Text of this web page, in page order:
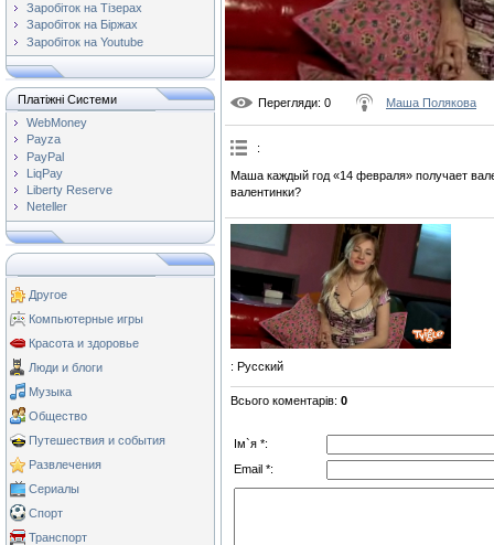
Заробіток на Тізерах
Заробіток на Біржах
Заробіток на Youtube
Платіжні Системи
WebMoney
Payza
PayPal
LiqPay
Liberty Reserve
Neteller
Другое
Компьютерные игры
Красота и здоровье
Люди и блоги
Музыка
Общество
Путешествия и события
Развлечения
Сериалы
Спорт
Транспорт
Перегляди: 0 Маша Полякова
:
Маша каждый год «14 февраля» получает
валентинки?
: Русский
Всього коментарів: 0
Ім`я *:
Email *: